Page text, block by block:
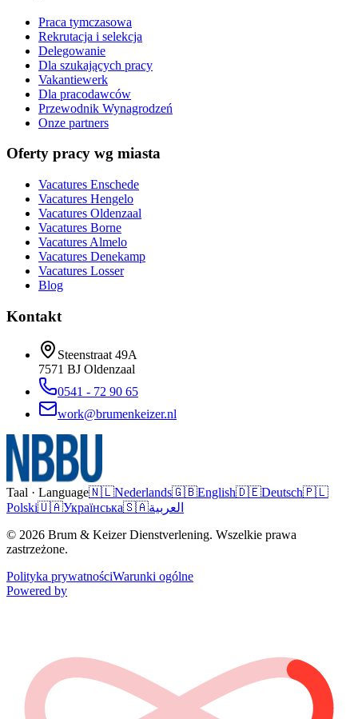
Praca tymczasowa
Rekrutacja i selekcja
Delegowanie
Dla szukających pracy
Vakantiewerk
Dla pracodawców
Przewodnik Wynagrodzeń
Onze partners
Oferty pracy wg miasta
Vacatures Enschede
Vacatures Hengelo
Vacatures Oldenzaal
Vacatures Borne
Vacatures Almelo
Vacatures Denekamp
Vacatures Losser
Blog
Kontakt
Steenstraat 49A
7571 BJ Oldenzaal
0541 - 72 90 65
work@brumenkeizer.nl
Taal · Language🇳🇱Nederlands🇬🇧English🇩🇪Deutsch🇵🇱
Polski🇺🇦Українська🇸🇦العربية
© 2026 Brum & Keizer Dienstverlening. Wszelkie prawa
zastrzeżone.
Polityka prywatnościWarunki ogólne
Powered by